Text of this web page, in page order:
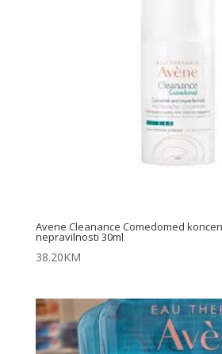
Avene Cleanance Comedomed
nepravilnosti 30ml
38.20KM